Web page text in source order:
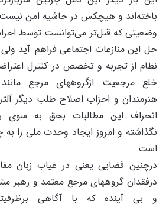
باخته‌اند و هیچکس در حاشیه امن
وضعیتی که قبل‌تر می‌توانست توسط
حل این منازعات اجتماعی فراهم آید
نظام از تجربه و تخصص در کنترل
خلع مرجعیت ازگروههای مرجع مانند
هنرمندان و احزاب اصلاح طلب دیگر
انحراف این مطالبات بحق به سوی
نگذاشته و امروز ایجاد وحدت ملی را
است .
درچنین فضایی یعنی در غیاب زبان
درفقدان گروههای مرجع معتمد و
و بی آینده که با آگاهی